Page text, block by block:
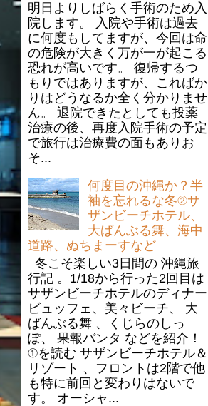
明日よりしばらく手術のため入
院します。 入院や手術は過去
に何度もしてますが、今回は命
の危険が大きく万が一が起こる
恐れが高いです。 復帰するつ
もりではありますが、こればか
りはどうなるか全く分かりませ
ん。 退院できたとしても投薬
治療の後、再度入院手術の予定
で旅行は治療費の面もありお
そ...
何度目の沖縄か？半
袖を忘れるな冬②サ
ザンビーチホテル、
大ばんぶる舞、海中
道路、ぬちまーすなど
冬こそ楽しい3日間の 沖縄旅
行記 。1/18から行った2回目は
サザンビーチホテルのディナー
ビュッフェ、美々ビーチ、 大
ばんぶる舞 、くじらのしっ
ぽ、 果報バンタ などを紹介！
①を読む サザンビーチホテル＆
リゾート 、フロントは2階で他
も特に前回と変わりはないで
す。 オーシャ...